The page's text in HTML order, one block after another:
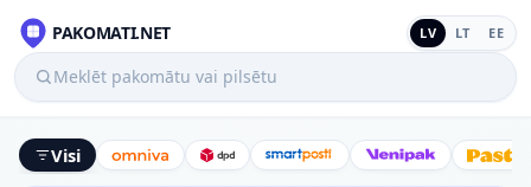
PAKOMATI.NET LV LT EE
Meklēt pakomātu vai pilsētu
Visi Omniva DPD SmartPostiVenipak